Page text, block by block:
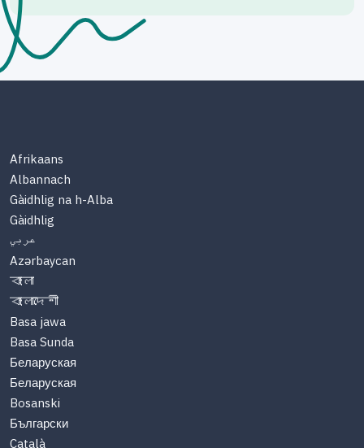
Afrikaans
Albannach
Gàidhlig na h-Alba
Gàidhlig
عربي
Azərbaycan
বাংলা
বাংলাদেশী
Basa jawa
Basa Sunda
Беларуская
Беларуская
Bosanski
Български